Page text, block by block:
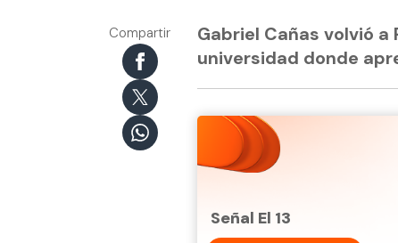
Compartir
Gabriel Cañas volvió a
universidad donde
Señal El 13